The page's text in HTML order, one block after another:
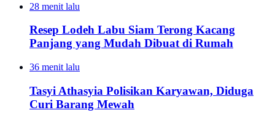
28 menit lalu
Resep Lodeh Labu Siam Terong Kacang
Panjang yang Mudah Dibuat di Rumah
36 menit lalu
Tasyi Athasyia Polisikan Karyawan, Diduga
Curi Barang Mewah